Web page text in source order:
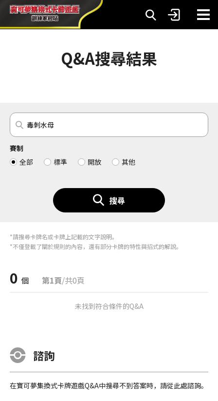
Q&A搜尋結果
賽制
全部
標準 開放 其他
搜尋
*請搜尋卡牌名或卡牌上記載的文字說明。
*不僅登載了關於規則的內容，還有部分卡牌的特性與招式的解說。
0 個 第1頁/共0頁
未找到符合條件的Q&A
諮詢
在寶可夢集換式卡牌遊戲Q&A中搜尋不到答案時，請從此處諮詢。